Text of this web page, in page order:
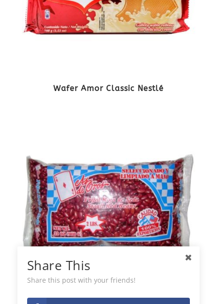
Wafer Amor Classic Nestlé
Share This
Share this post with your friends!